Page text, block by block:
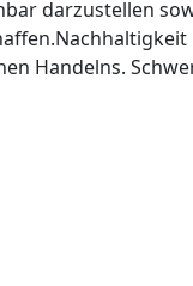
darzustellen
Handelns.